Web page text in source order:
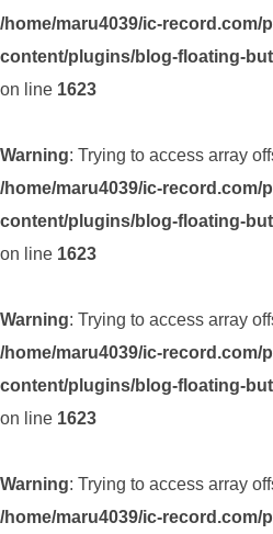
/home/maru4039/ic-record.com/
content/plugins/blog-floating-
on line 1623
Warning: Trying to access array
/home/maru4039/ic-record.com/
content/plugins/blog-floating-
on line 1623
Warning: Trying to access array
/home/maru4039/ic-record.com/
content/plugins/blog-floating-
on line 1623
Warning: Trying to access array
/home/maru4039/ic-record.com/